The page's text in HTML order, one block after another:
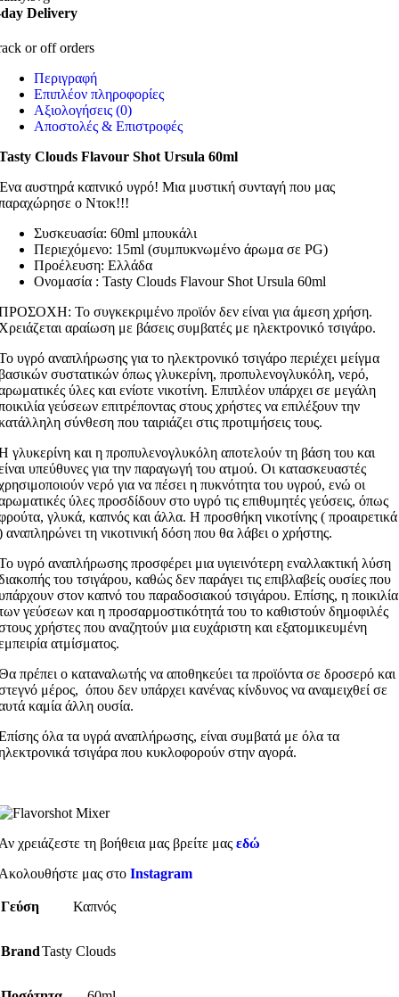
Delivery
or off orders
Περιγραφή
Επιπλέον πληροφορίες
Αξιολογήσεις (0)
Αποστολές & Επιστροφές
Clouds Flavour Shot Ursula 60ml
αυστηρά καπνικό υγρό! Μια μυστική συνταγή που μας
ο Ντοκ!!!
Συσκευασία: 60ml μπουκάλι
Περιεχόμενο: 15ml (συμπυκνωμένο άρωμα σε PG)
Προέλευση: Ελλάδα
Ονομασία : Tasty Clouds Flavour Shot Ursula 60ml
Το συγκεκριμένο προϊόν δεν είναι για άμεση χρήση.
αραίωση με βάσεις συμβατές με ηλεκτρονικό τσιγάρο.
υγρό αναπλήρωσης για το ηλεκτρονικό τσιγάρο περιέχει μείγμα
συστατικών όπως γλυκερίνη, προπυλενογλυκόλη, νερό,
ύλες και ενίοτε νικοτίνη. Επιπλέον υπάρχει σε μεγάλη
γεύσεων επιτρέποντας στους χρήστες να επιλέξουν την
σύνθεση που ταιριάζει στις προτιμήσεις τους.
γλυκερίνη και η προπυλενογλυκόλη αποτελούν τη βάση του και
υπεύθυνες για την παραγωγή του ατμού. Οι κατασκευαστές
νερό για να πέσει η πυκνότητα του υγρού, ενώ οι
ύλες προσδίδουν στο υγρό τις επιθυμητές γεύσεις, όπως
γλυκά, καπνός και άλλα. Η προσθήκη νικοτίνης ( προαιρετικά
αναπληρώνει τη νικοτινική δόση που θα λάβει ο χρήστης.
υγρό αναπλήρωσης προσφέρει μια υγιεινότερη εναλλακτική λύση
του τσιγάρου, καθώς δεν παράγει τις επιβλαβείς ουσίες που
στον καπνό του παραδοσιακού τσιγάρου. Επίσης, η ποικιλία
γεύσεων και η προσαρμοστικότητά του το καθιστούν δημοφιλές
χρήστες που αναζητούν μια ευχάριστη και εξατομικευμένη
ατμίσματος.
πρέπει ο καταναλωτής να αποθηκεύει τα προϊόντα σε δροσερό και
μέρος, όπου δεν υπάρχει κανένας κίνδυνος να αναμειχθεί σε
καμία άλλη ουσία.
όλα τα υγρά αναπλήρωσης, είναι συμβατά με όλα τα
τσιγάρα που κυκλοφορούν στην αγορά.
χρειάζεστε τη βοήθεια μας βρείτε μας εδώ
μας στο Instagram
Γεύση Καπνός
BrandTasty Clouds